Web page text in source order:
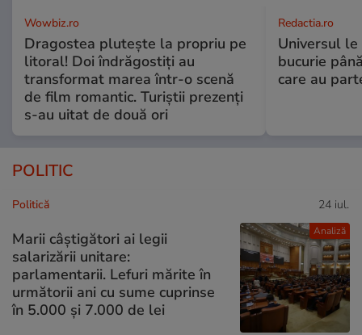
Wowbiz.ro
Dragostea plutește la propriu pe
litoral! Doi îndrăgostiți au
transformat marea într-o scenă
de film romantic. Turiștii prezenți
s-au uitat de două ori
Redactia.ro
Universul
bucurie
care au
POLITIC
Analiză
Politică 24 iul.
Marii câștigători ai legii
salarizării unitare:
parlamentarii. Lefuri mărite în
următorii ani cu sume cuprinse
în 5.000 și 7.000 de lei